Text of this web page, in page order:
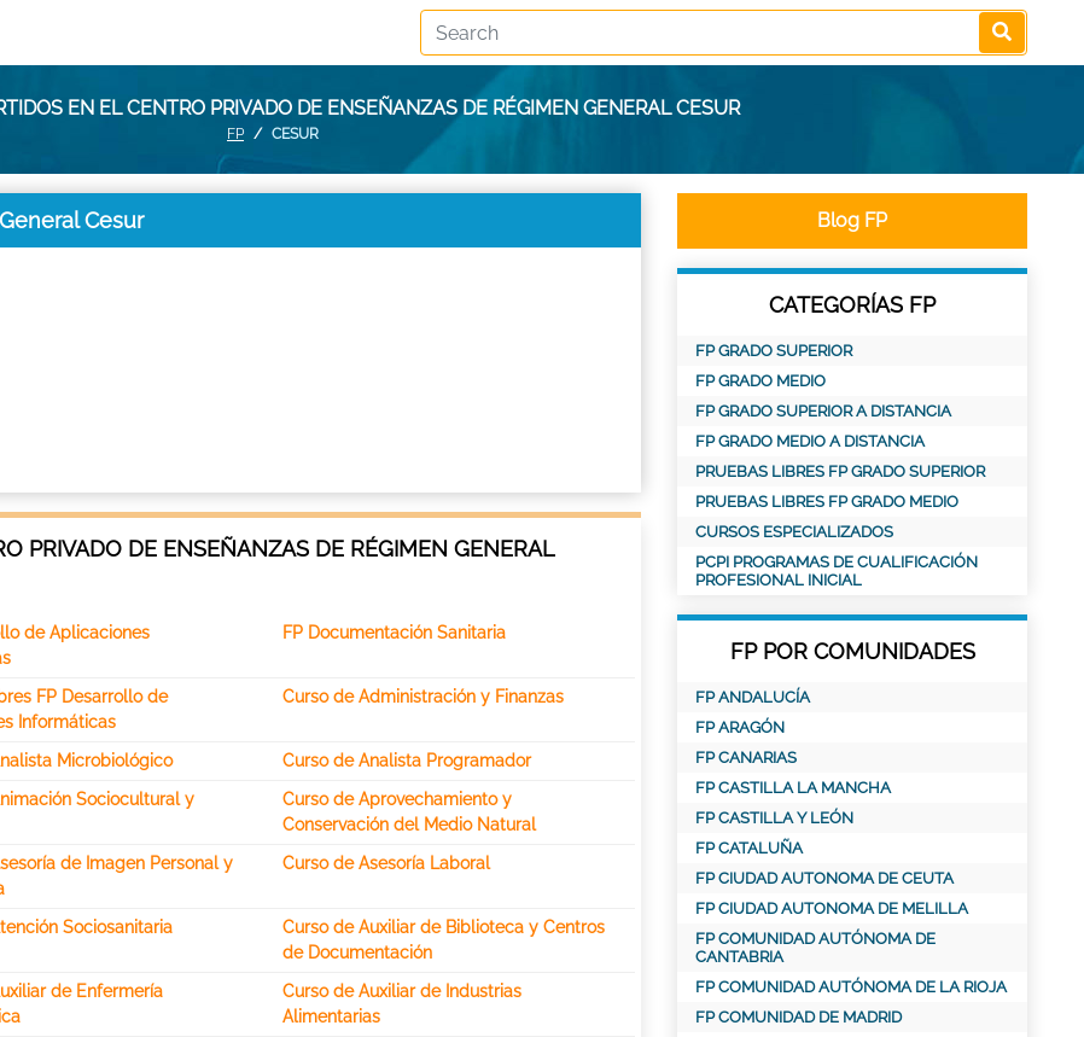
EN EL CENTRO PRIVADO DE ENSEÑANZAS DE RÉGIMEN GENERAL CESUR
FP CESUR
Cesur
PRIVADO DE ENSEÑANZAS DE RÉGIMEN GENERAL
de Aplicaciones
FP Documentación Sanitaria
FP Desarrollo de
Informáticas
Curso de Administración y Finanzas
Microbiológico
Curso de Analista Programador
Sociocultural y
Curso de Aprovechamiento y
Conservación del Medio Natural
de Imagen Personal y
Curso de Asesoría Laboral
Sociosanitaria
Curso de Auxiliar de Biblioteca y Centros
de Documentación
de Enfermería
Curso de Auxiliar de Industrias
Alimentarias
Blog FP
CATEGORÍAS FP
FP GRADO SUPERIOR
FP GRADO MEDIO
FP GRADO SUPERIOR A DISTANCIA
FP GRADO MEDIO A DISTANCIA
PRUEBAS LIBRES FP GRADO SUPERIOR
PRUEBAS LIBRES FP GRADO MEDIO
CURSOS ESPECIALIZADOS
PCPI PROGRAMAS DE CUALIFICACIÓN
PROFESIONAL INICIAL
FP POR COMUNIDADES
FP ANDALUCÍA
FP ARAGÓN
FP CANARIAS
FP CASTILLA LA MANCHA
FP CASTILLA Y LEÓN
FP CATALUÑA
FP CIUDAD AUTONOMA DE CEUTA
FP CIUDAD AUTONOMA DE MELILLA
FP COMUNIDAD AUTÓNOMA DE
CANTABRIA
FP COMUNIDAD AUTÓNOMA DE LA RIOJA
FP COMUNIDAD DE MADRID